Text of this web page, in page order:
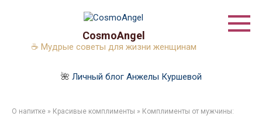
CosmoAngel
☕ Мудрые советы для жизни женщинам
🌺 Личный блог Анжелы Куршевой
О напитке » Красивые комплименты » Комплименты от мужчины: